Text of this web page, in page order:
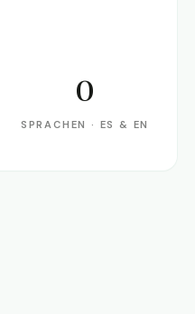
Sprachen · ES & EN
0
SPRACHEN · ES & EN